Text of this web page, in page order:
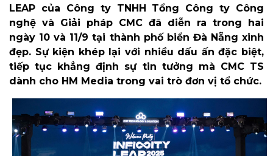
LEAP của Công ty TNHH Tổng Công ty Công
nghệ và Giải pháp CMC đã diễn ra trong hai
ngày 10 và 11/9 tại thành phố biển Đà Nẵng xinh
đẹp. Sự kiện khép lại với nhiều dấu ấn đặc biệt,
tiếp tục khẳng định sự tin tưởng mà CMC TS
dành cho HM Media trong vai trò đơn vị tổ chức.